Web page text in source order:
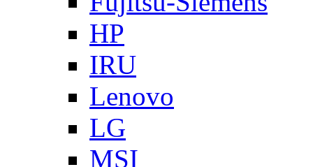
HP
IRU
Lenovo
LG
MSI